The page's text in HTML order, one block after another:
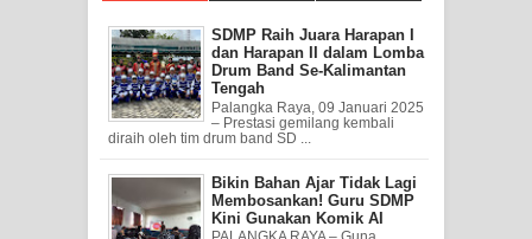
SDMP Raih Juara Harapan I
dan Harapan II dalam Lomba
Drum Band Se-Kalimantan
Tengah
Palangka Raya, 09 Januari 2025
– Prestasi gemilang kembali
diraih oleh tim drum band SD ...
Bikin Bahan Ajar Tidak Lagi
Membosankan! Guru SDMP
Kini Gunakan Komik AI